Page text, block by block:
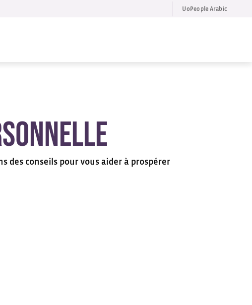
UoPeople Arabic
des conseils pour vous aider à prospérer